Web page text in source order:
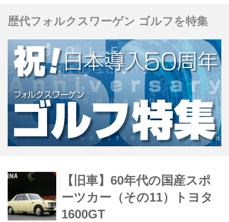
歴代フォルクスワーゲン ゴルフを特集
【旧車】60年代の国産スポ
ーツカー（その11）トヨタ
1600GT